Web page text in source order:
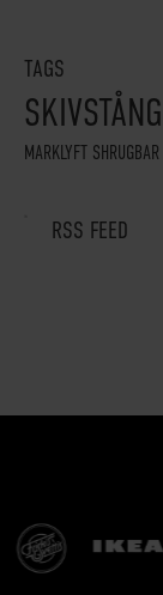
TAGS
SKIVSTÅNG
MARKLYFT SHRUGBAR
RSS FEED